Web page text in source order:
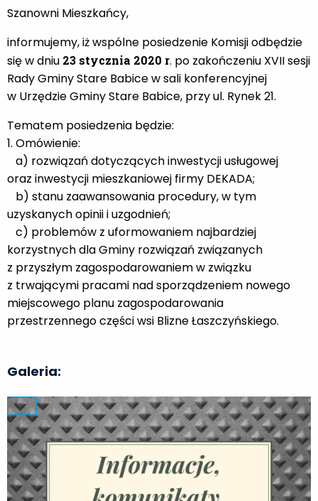
Szanowni Mieszkańcy,
informujemy, iż wspólne posiedzenie Komisji odbędzie
się w dniu 23 stycznia 2020 r. po zakończeniu XVII sesji
Rady Gminy Stare Babice w sali konferencyjnej
w Urzędzie Gminy Stare Babice, przy ul. Rynek 21.
Tematem posiedzenia będzie:
1. Omówienie:
a) rozwiązań dotyczących inwestycji usługowej
oraz inwestycji mieszkaniowej firmy DEKADA;
b) stanu zaawansowania procedury, w tym
uzyskanych opinii i uzgodnień;
c) problemów z uformowaniem najbardziej
korzystnych dla Gminy rozwiązań związanych
z przyszłym zagospodarowaniem w związku
z trwającymi pracami nad sporządzeniem nowego
miejscowego planu zagospodarowania
przestrzennego części wsi Blizne Łaszczyńskiego.
Galeria: